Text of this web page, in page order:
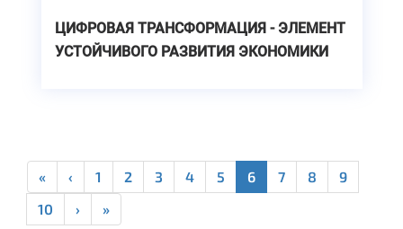
ЦИФРОВАЯ ТРАНСФОРМАЦИЯ - ЭЛЕМЕНТ
УСТОЙЧИВОГО РАЗВИТИЯ ЭКОНОМИКИ
« ‹ 1 2 3 4 5 6 7 8
9
10
› »